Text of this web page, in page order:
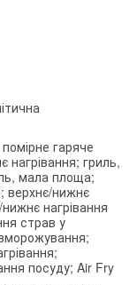
гаряче
нагрівання; гриль,
мала площа;
верхнє/нижнє
нагрівання
страв у
посуду; Air Fry